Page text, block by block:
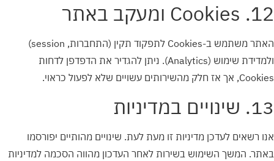
12. Cookies ומעקב באתר
האתר משתמש ב-Cookies לתפקוד תקין (התחברות, session)
ולמדידת שימוש (Analytics). ניתן להגדיר את הדפדפן לדחות
Cookies, אך אז חלק מהשירותים עשויים שלא לפעול כראוי.
13. שינויים במדיניות
אנו רשאים לעדכן מדיניות זו מעת לעת. שינויים מהותיים יפורסמו
באתר. המשך השימוש בשירות לאחר העדכון מהווה הסכמה למדיניות